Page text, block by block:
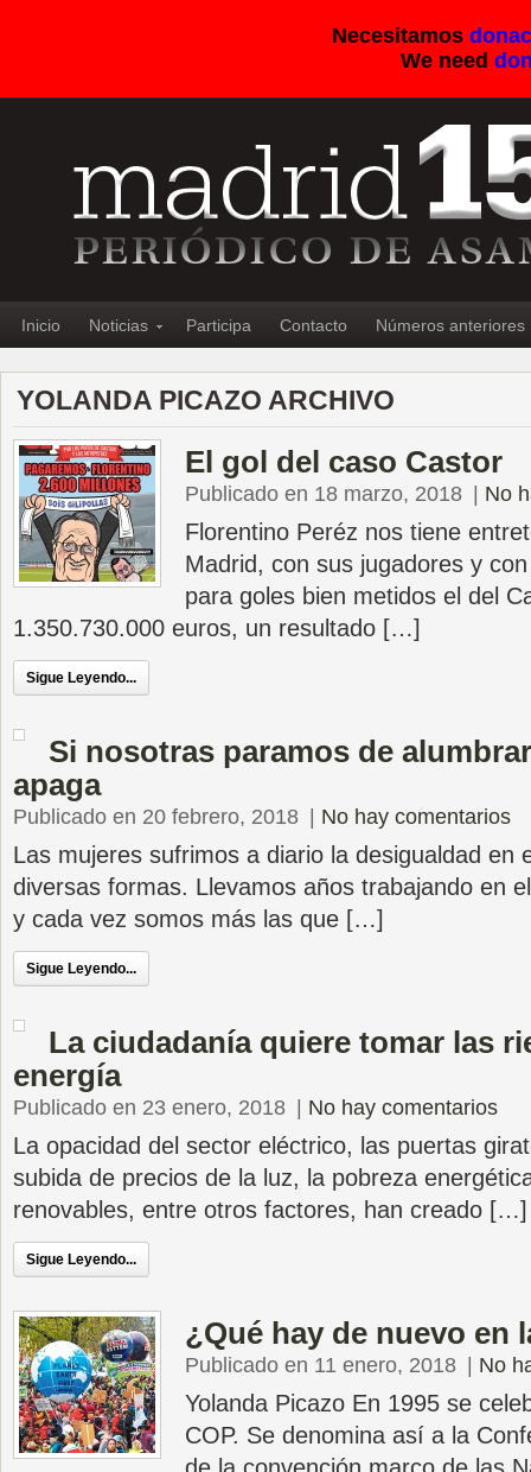
Necesitamos
We need
Inicio Noticias Participa Contacto Números anteriores
YOLANDA PICAZO ARCHIVO
El gol del caso Castor
Publicado en 18 marzo, 2018 No
Florentino Peréz nos tiene
Madrid, con sus jugadores y
para goles bien metidos el del
1.350.730.000 euros, un resultado […]
Sigue Leyendo...
Si nosotras paramos de
apaga
Publicado en 20 febrero, 2018 No hay comentarios
Las mujeres sufrimos a diario la desigualdad en
diversas formas. Llevamos años trabajando en
y cada vez somos más las que […]
Sigue Leyendo...
La ciudadanía quiere tomar las
energía
Publicado en 23 enero, 2018 No hay comentarios
La opacidad del sector eléctrico, las puertas
subida de precios de la luz, la pobreza
renovables, entre otros factores, han creado […]
Sigue Leyendo...
¿Qué hay de nuevo en
Publicado en 11 enero, 2018 No
Yolanda Picazo En 1995 se
COP. Se denomina así a la